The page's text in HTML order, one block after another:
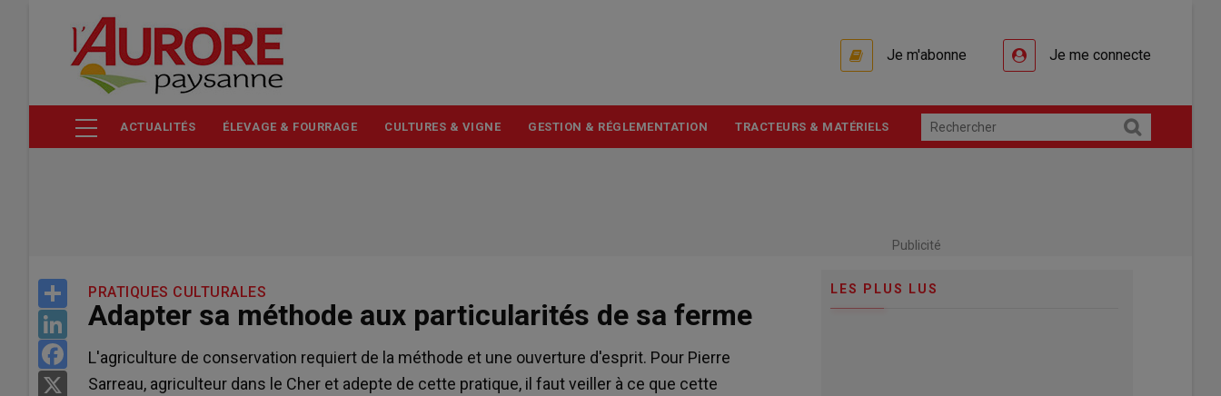
contenu
Je m'abonne Je me connecte
ACTUALITÉS ÉLEVAGE & FOURRAGE CULTURES & VIGNE GESTION & RÉGLEMENTATION TRACTEURS & MATÉRIELS
Publicité
Share
LinkedIn
Facebook
PRATIQUES CULTURALES
Adapter sa méthode aux particularités de sa ferme
L'agriculture de conservation requiert de la méthode et une ouverture d'esprit. Pour Pierre
Sarreau, agriculteur dans le Cher et adepte de cette pratique, il faut veiller à ce que cette
LES PLUS LUS